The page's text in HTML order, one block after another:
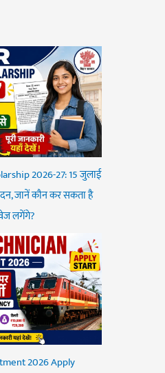
2026-27: 15 जुलाई
जानें कौन कर सकता है
लगेंगे?
2026 Apply